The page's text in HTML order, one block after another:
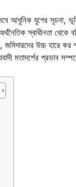
আধুনিক যুগের সূচনা,
স্বাধীনতা থেকে
উচ্চ হারে কর
মতাদর্শের প্রভাব